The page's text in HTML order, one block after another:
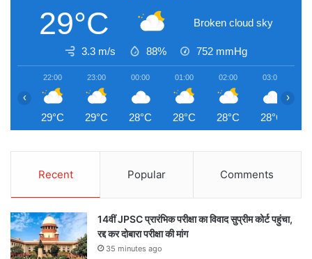
29°C Broken cloud sky
3.3 m/s 88% 752 mmHg
22:00
29°C
23:00
29°C
00:00
28°C
01:00
28°C
02:00
28°C
03:00
28°C
‹ ›
Recent Popular Comments
14वीं JPSC प्रारंभिक परीक्षा का विवाद सुप्रीम कोर्ट पहुंचा,
रद्द कर दोबारा परीक्षा की मांग
35 minutes ago